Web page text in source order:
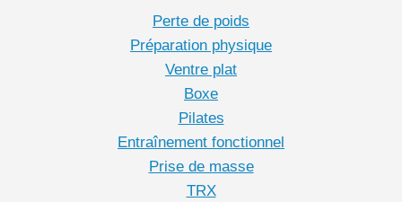
Perte de poids
Préparation physique
Ventre plat
Boxe
Pilates
Entraînement fonctionnel
Prise de masse
TRX